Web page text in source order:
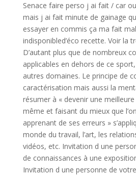
Senace faire perso j ai fait / car
mais j ai fait minute de gainage
essayer en commis ça ma fait
indisponibled’éco recette. Voir la
D’autant plus que de nombreux
applicables en dehors de ce
autres domaines. Le principe de
caractérisation mais aussi la
résumer à « devenir une
même et faisant du mieux que
apprenant de ses erreurs »
monde du travail, l’art, les
vidéos, etc. Invitation d une
de connaissances à une
Invitation d une personne de